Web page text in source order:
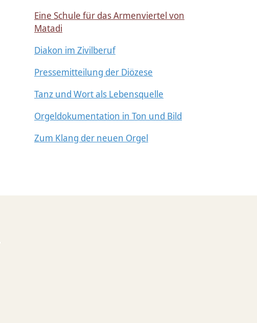
Eine Schule für das Armenviertel von
Matadi
Diakon im Zivilberuf
Pressemitteilung der Diözese
Tanz und Wort als Lebensquelle
Orgeldokumentation in Ton und Bild
Zum Klang der neuen Orgel